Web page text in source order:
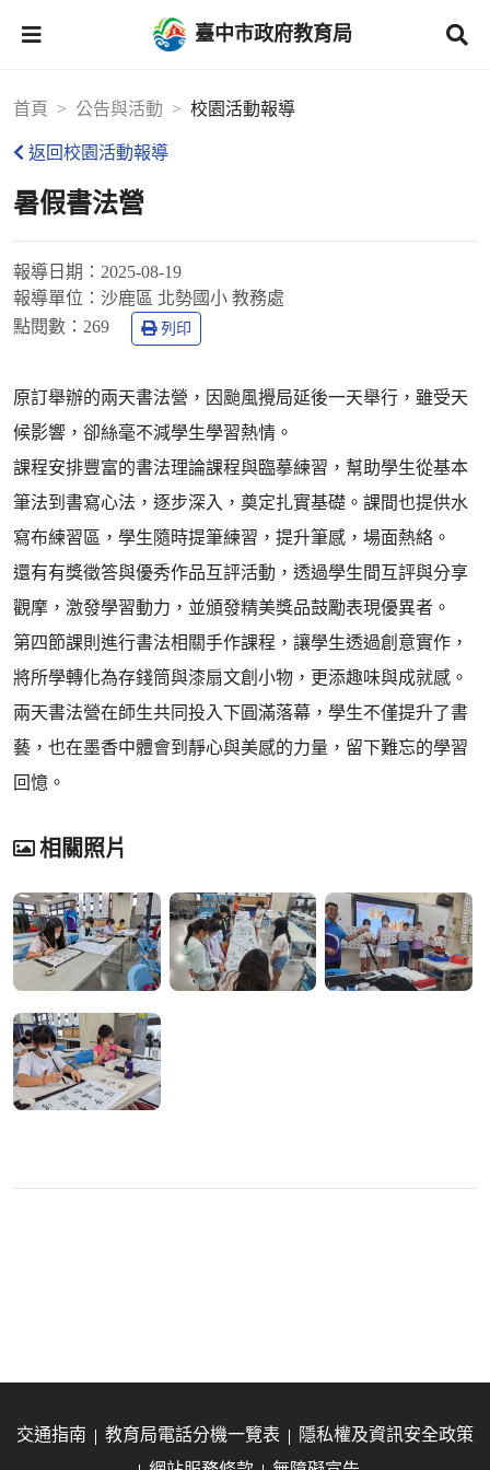
臺中市政府教育局
首頁 公告與活動 校園活動報導
返回校園活動報導
暑假書法營
報導日期： 2025-08-19
報導單位： 沙鹿區 北勢國小 教務處
點閱數： 269 列印
原訂舉辦的兩天書法營，因颱風攪局延後一天舉行，雖受天
候影響，卻絲毫不減學生學習熱情。
課程安排豐富的書法理論課程與臨摹練習，幫助學生從基本
筆法到書寫心法，逐步深入，奠定扎實基礎。課間也提供水
寫布練習區，學生隨時提筆練習，提升筆感，場面熱絡。
還有有獎徵答與優秀作品互評活動，透過學生間互評與分享
觀摩，激發學習動力，並頒發精美獎品鼓勵表現優異者。
第四節課則進行書法相關手作課程，讓學生透過創意實作，
將所學轉化為存錢筒與漆扇文創小物，更添趣味與成就感。
兩天書法營在師生共同投入下圓滿落幕，學生不僅提升了書
藝，也在墨香中體會到靜心與美感的力量，留下難忘的學習
回憶。
相關照片
交通指南 教育局電話分機一覽表
隱私權及資訊安全政策